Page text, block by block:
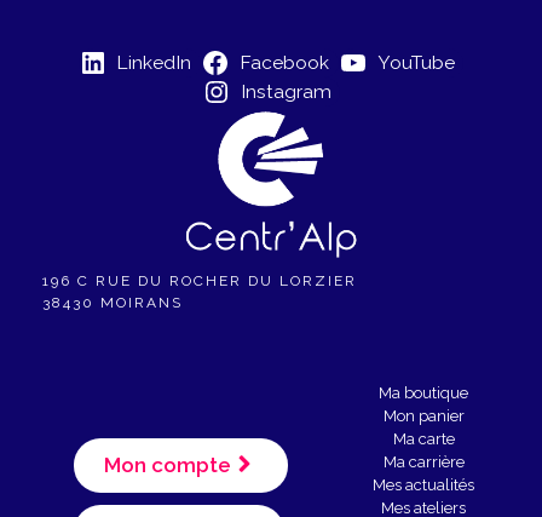
n
LinkedIn Facebook
YouTube
Instagram
196 C RUE DU ROCHER DU LORZIER
38430 MOIRANS
Mon compte
Ma boutique
Mon panier
Ma carte
Ma carrière
Mes actualités
Mes ateliers